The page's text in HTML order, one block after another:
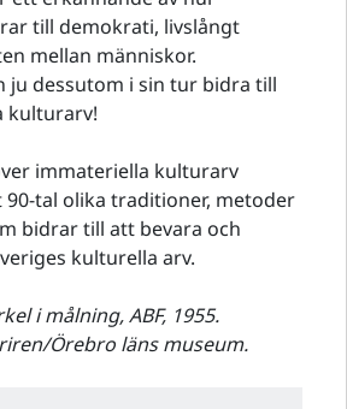
till demokrati, livslångt
mellan människor.
ju dessutom i sin tur bidra till
kulturarv!
immateriella kulturarv
tal olika traditioner, metoder
bidrar till att bevara och
kulturella arv.
i målning, ABF, 1955.
Örebro läns museum.